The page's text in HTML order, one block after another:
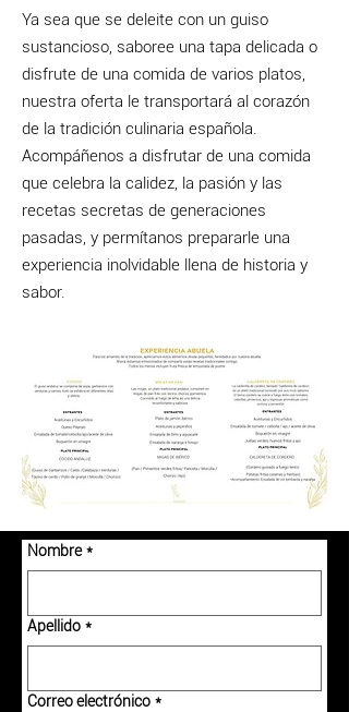
Ya sea que se deleite con un guiso
sustancioso, saboree una tapa delicada o
disfrute de una comida de varios platos,
nuestra oferta le transportará al corazón
de la tradición culinaria española.
Acompáñenos a disfrutar de una comida
que celebra la calidez, la pasión y las
recetas secretas de generaciones
pasadas, y permítanos prepararle una
experiencia inolvidable llena de historia y
sabor.
Nombre *
Apellido *
Correo electrónico *